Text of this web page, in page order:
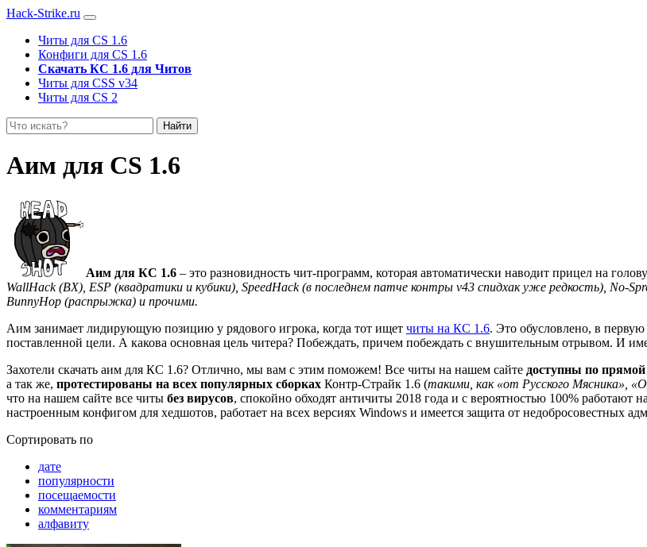
Hack-Strike.ru
Читы для CS 1.6
Конфиги для CS 1.6
Скачать КС 1.6 для Читов
Читы для CSS v34
Читы для CS 2
Найти
Аим для CS 1.6
Аим для КС 1.6 – это разновидность чит-программ, которая автоматически наводит прицел на
WallHack (ВХ), ESP (квадратики и кубики), SpeedHack(в последнем патче контры v43 спидхак уже редкость) , No-
BunnyHop (распрыжка) и прочими.
Аим занимает лидирующую позицию у рядового игрока, когда тот ищет читы на КС 1.6. Это обусловлено, в
поставленной цели. А какова основная цель читера? Побеждать, причем побеждать с внушительным отрывом. И
Захотели скачать аим для КС 1.6? Отлично, мы вам с этим поможем! Все читы на нашем сайте доступны по
а так же, протестированы на всех популярных сборках Контр-Страйк 1.6 (такими, как «от Русского Мясника»,
что на нашем сайте все читы без вирусов, спокойно обходят античиты 2018 года и с вероятностью 100% работают
настроенным конфигом для хедшотов, работает на всех версиях Windows и имеется защита от недобросовестных
Сортировать по
дате
популярности
посещаемости
комментариям
алфавиту